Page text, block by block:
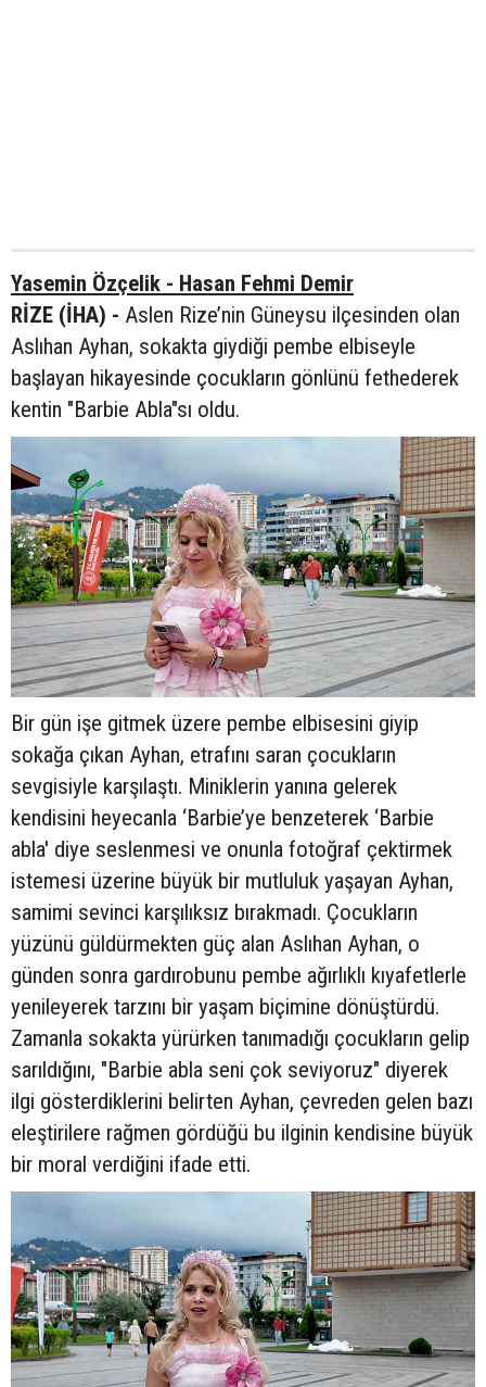
Yasemin Özçelik - Hasan Fehmi Demir
RİZE (İHA) - Aslen Rize’nin Güneysu ilçesinden olan
Aslıhan Ayhan, sokakta giydiği pembe elbiseyle
başlayan hikayesinde çocukların gönlünü fethederek
kentin "Barbie Abla"sı oldu.
Bir gün işe gitmek üzere pembe elbisesini giyip
sokağa çıkan Ayhan, etrafını saran çocukların
sevgisiyle karşılaştı. Miniklerin yanına gelerek
kendisini heyecanla ‘Barbie’ye benzeterek ‘Barbie
abla' diye seslenmesi ve onunla fotoğraf çektirmek
istemesi üzerine büyük bir mutluluk yaşayan Ayhan,
samimi sevinci karşılıksız bırakmadı. Çocukların
yüzünü güldürmekten güç alan Aslıhan Ayhan, o
günden sonra gardırobunu pembe ağırlıklı kıyafetlerle
yenileyerek tarzını bir yaşam biçimine dönüştürdü.
Zamanla sokakta yürürken tanımadığı çocukların gelip
sarıldığını, "Barbie abla seni çok seviyoruz" diyerek
ilgi gösterdiklerini belirten Ayhan, çevreden gelen bazı
eleştirilere rağmen gördüğü bu ilginin kendisine büyük
bir moral verdiğini ifade etti.